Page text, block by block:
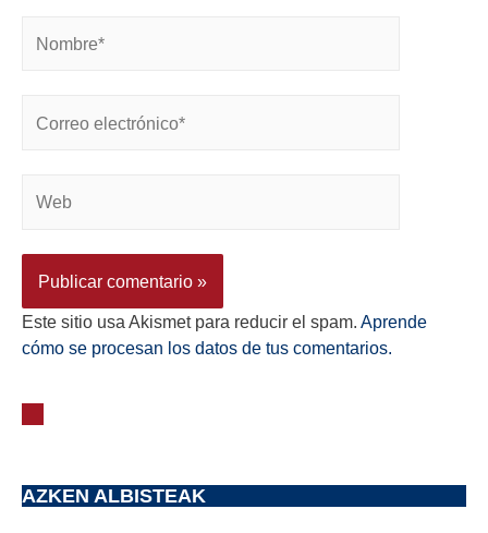
Este sitio usa Akismet para reducir el spam. Aprende
cómo se procesan los datos de tus comentarios.
AZKEN ALBISTEAK